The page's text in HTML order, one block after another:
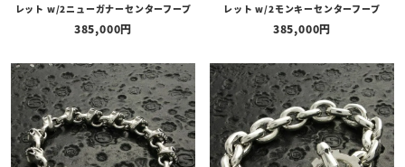
レット w/2ニューガナーセンターフープ
385,000
レット w/2モンキーセンターフープ
385,000